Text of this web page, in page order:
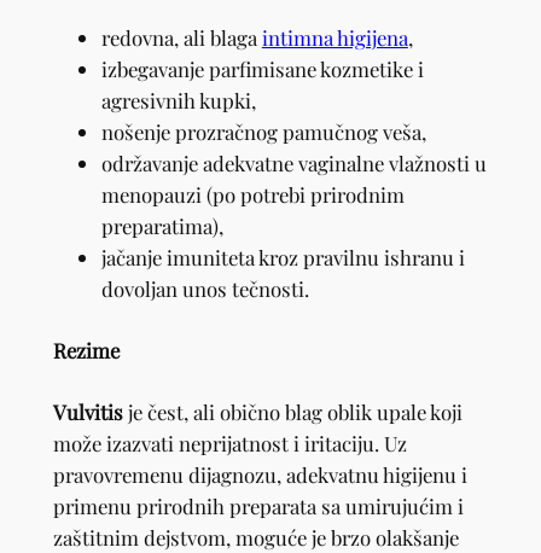
redovna, ali blaga intimna higijena,
izbegavanje parfimisane kozmetike i
agresivnih kupki,
nošenje prozračnog pamučnog veša,
održavanje adekvatne vaginalne vlažnosti u
menopauzi (po potrebi prirodnim
preparatima),
jačanje imuniteta kroz pravilnu ishranu i
dovoljan unos tečnosti.
Rezime
Vulvitisje čest, ali obično blag oblik upale koji
može izazvati neprijatnost i iritaciju. Uz
pravovremenu dijagnozu, adekvatnu higijenu i
primenu prirodnih preparata sa umirujućim i
zaštitnim dejstvom, moguće je brzo olakšanje